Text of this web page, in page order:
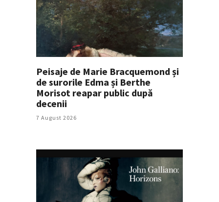
Peisaje de Marie Bracquemond și
de surorile Edma și Berthe
Morisot reapar public după
decenii
7 August 2026